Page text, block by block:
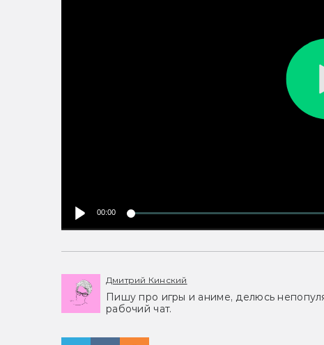
00:00
Дмитрий Кинский
Пишу про игры и аниме, делюсь
рабочий чат.